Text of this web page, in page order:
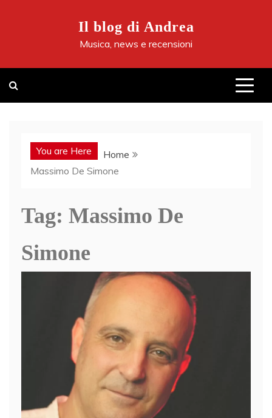
Il blog di Andrea
Musica, news e recensioni
You are Here
Home
Massimo De Simone
Tag: Massimo De
Simone